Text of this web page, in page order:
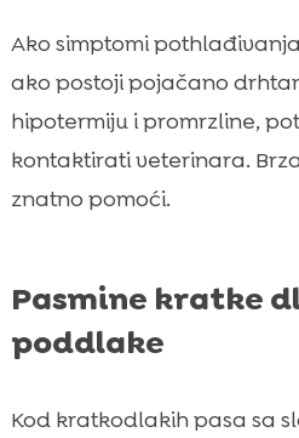
Ako simptomi
ako postoji pojačano
hipotermiju i promrzline,
kontaktirati veterinara.
znatno pomoći.
Pasmine kratke
poddlake
Kod kratkodlakih pasa sa